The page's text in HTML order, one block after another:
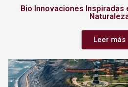
Bio Innovaciones Inspiradas
Leer más